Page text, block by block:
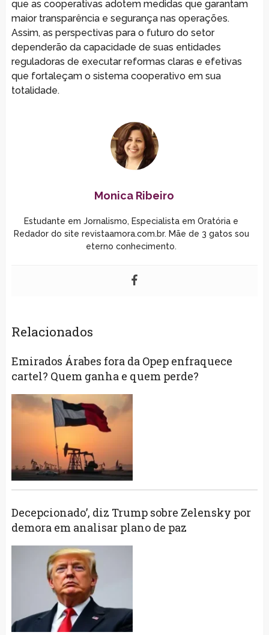
que as cooperativas adotem medidas que garantam
maior transparência e segurança nas operações.
Assim, as perspectivas para o futuro do setor
dependerão da capacidade de suas entidades
reguladoras de executar reformas claras e efetivas
que fortaleçam o sistema cooperativo em sua
totalidade.
Monica Ribeiro
Estudante em Jornalismo, Especialista em Oratória e
Redador do site revistaamora.com.br. Mãe de 3 gatos sou
eterno conhecimento.
Relacionados
Emirados Árabes fora da Opep enfraquece
cartel? Quem ganha e quem perde?
Decepcionado’, diz Trump sobre Zelensky por
demora em analisar plano de paz